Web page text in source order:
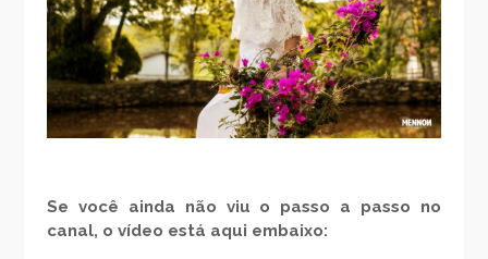
Se você ainda não viu o passo a passo no
canal, o vídeo está aqui embaixo: